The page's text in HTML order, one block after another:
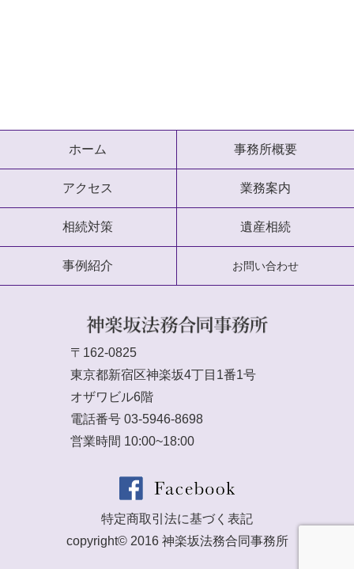
ホーム 事務所概要
アクセス 業務案内
相続対策 遺産相続
事例紹介 お問い合わせ
〒162-0825
東京都新宿区神楽坂4丁目1番1号
オザワビル6階
電話番号 03-5946-8698
営業時間 10:00~18:00
特定商取引法に基づく表記
copyright© 2016 神楽坂法務合同事務所